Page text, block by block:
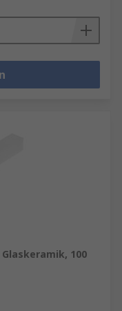
100